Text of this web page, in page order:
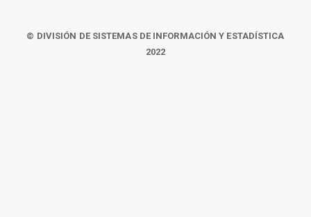
© DIVISIÓN DE SISTEMAS DE INFORMACIÓN Y ESTADÍSTICA
2022